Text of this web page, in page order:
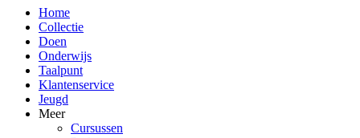
Home
Collectie
Doen
Onderwijs
Taalpunt
Klantenservice
Jeugd
Meer
Cursussen